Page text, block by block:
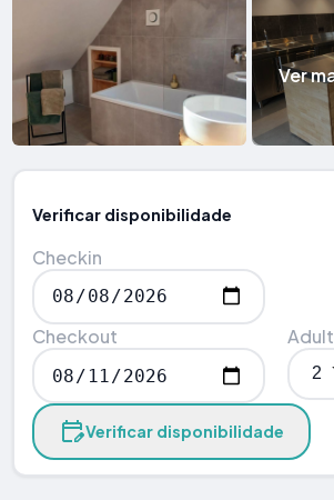
Ver
Verificar disponibilidade
Checkin
Checkout
Verificar disponibilidade